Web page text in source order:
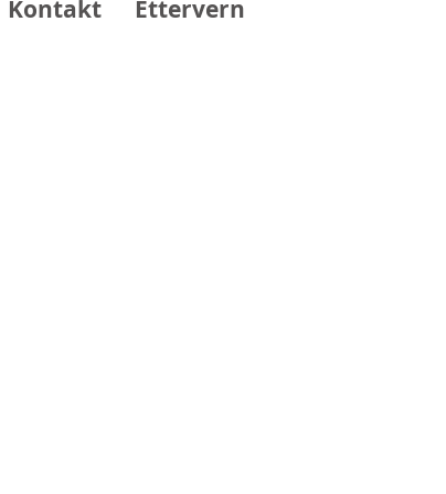
Kontakt Ettervern